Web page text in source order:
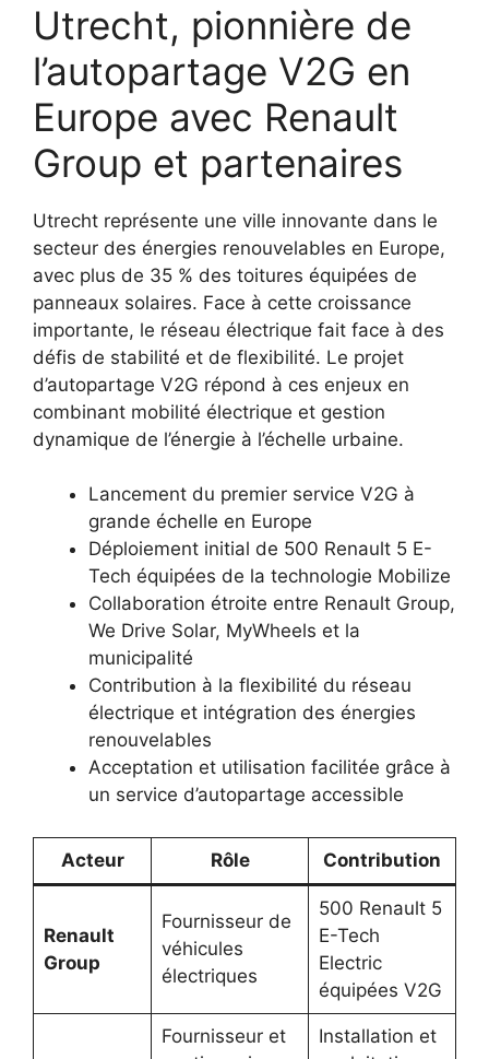
Utrecht, pionnière de
l’autopartage V2G en
Europe avec Renault
Group et partenaires
Utrecht représente une ville innovante dans le
secteur des énergies renouvelables en Europe,
avec plus de 35 % des toitures équipées de
panneaux solaires. Face à cette croissance
importante, le réseau électrique fait face à des
défis de stabilité et de flexibilité. Le projet
d’autopartage V2G répond à ces enjeux en
combinant mobilité électrique et gestion
dynamique de l’énergie à l’échelle urbaine.
Lancement du premier service V2G à
grande échelle en Europe
Déploiement initial de 500 Renault 5 E-
Tech équipées de la technologie Mobilize
Collaboration étroite entre Renault Group,
We Drive Solar, MyWheels et la
municipalité
Contribution à la flexibilité du réseau
électrique et intégration des énergies
renouvelables
Acceptation et utilisation facilitée grâce à
un service d’autopartage accessible
Acteur Rôle Contribution
Renault
Group
Fournisseur de
véhicules
électriques
500 Renault 5
E-Tech
Electric
équipées V2G
Fournisseur et
Installation et